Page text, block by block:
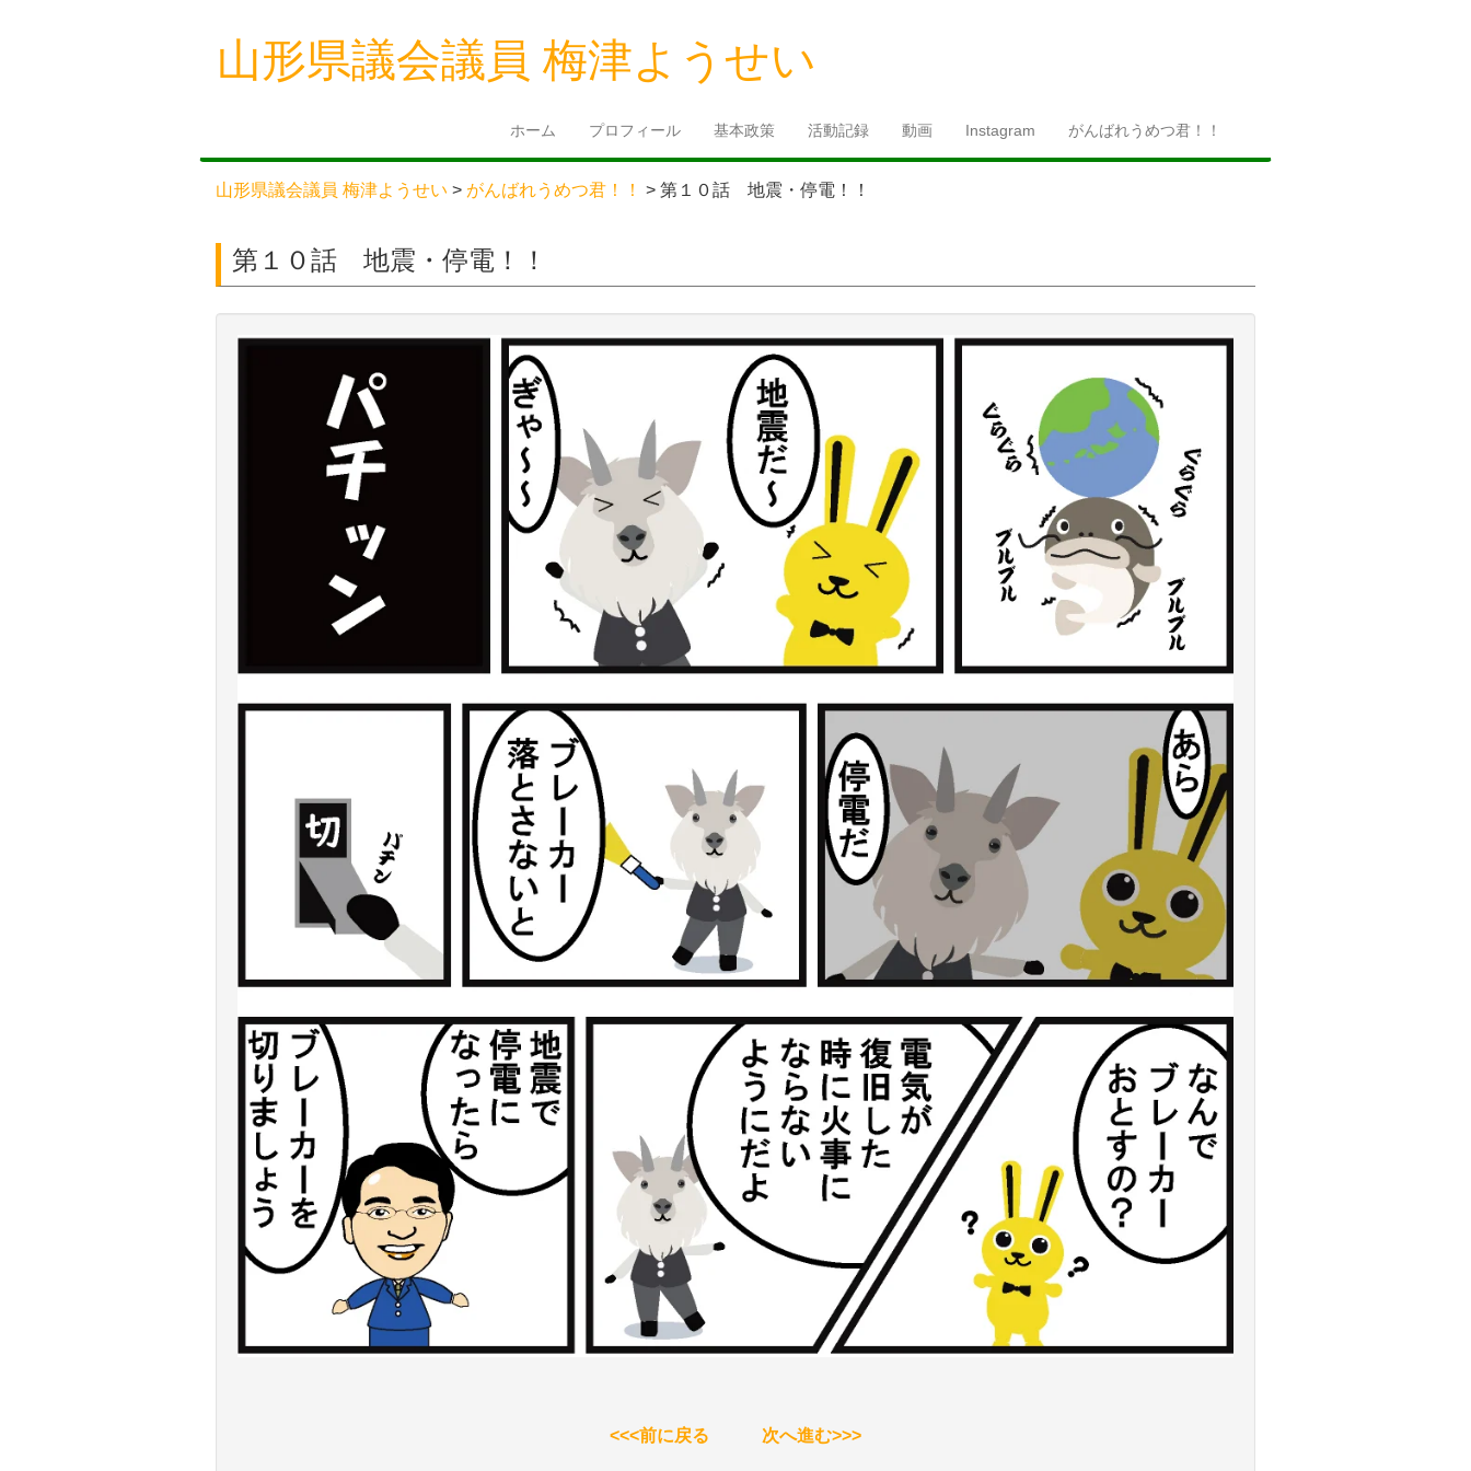
山形県議会議員 梅津ようせい
ホーム プロフィール 基本政策 活動記録 動画 Instagram がんばれうめつ君！！
山形県議会議員 梅津ようせい > がんばれうめつ君！！ > 第１０話 地震・停電！！
第１０話 地震・停電！！
<<<前に戻る 次へ進む>>>